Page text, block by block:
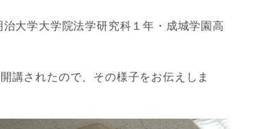
大学大学院法学研究科１年・成城学園高
講されたので、その様子をお伝えしま